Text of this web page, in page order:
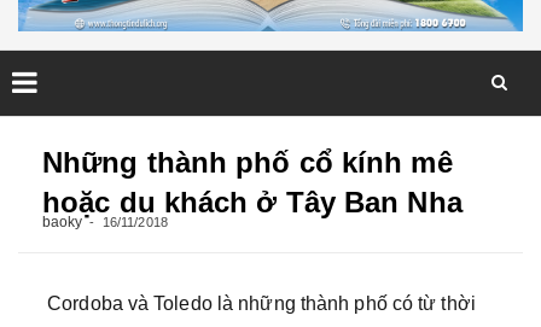
Những thành phố cổ kính mê
hoặc du khách ở Tây Ban Nha
baoky 16/11/2018
Cordoba và Toledo là những thành phố có từ thời